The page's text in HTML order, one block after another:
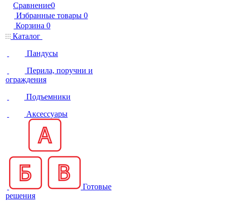
Сравнение0
Избранные товары 0
Корзина 0
Каталог
Пандусы
Перила, поручни и
ограждения
Подъемники
Аксессуары
Готовые
решения